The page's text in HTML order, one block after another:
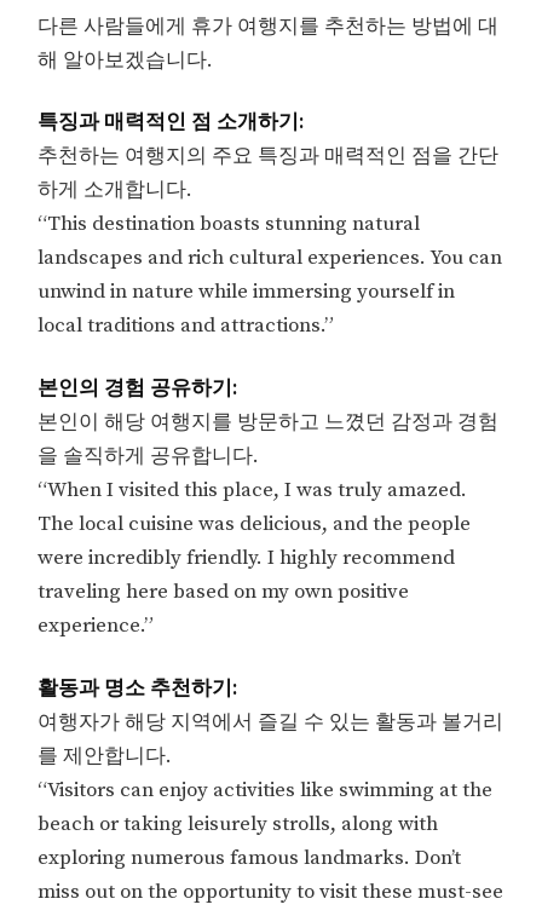
다른 사람들에게 휴가 여행지를 추천하는 방법에 대
해 알아보겠습니다.
특징과 매력적인 점 소개하기:
추천하는 여행지의 주요 특징과 매력적인 점을 간단
하게 소개합니다.
“This destination boasts stunning natural
landscapes and rich cultural experiences. You can
unwind in nature while immersing yourself in
local traditions and attractions.”
본인의 경험 공유하기:
본인이 해당 여행지를 방문하고 느꼈던 감정과 경험
을 솔직하게 공유합니다.
“When I visited this place, I was truly amazed.
The local cuisine was delicious, and the people
were incredibly friendly. I highly recommend
traveling here based on my own positive
experience.”
활동과 명소 추천하기:
여행자가 해당 지역에서 즐길 수 있는 활동과 볼거리
를 제안합니다.
“Visitors can enjoy activities like swimming at the
beach or taking leisurely strolls, along with
exploring numerous famous landmarks. Don’t
miss out on the opportunity to visit these must-see